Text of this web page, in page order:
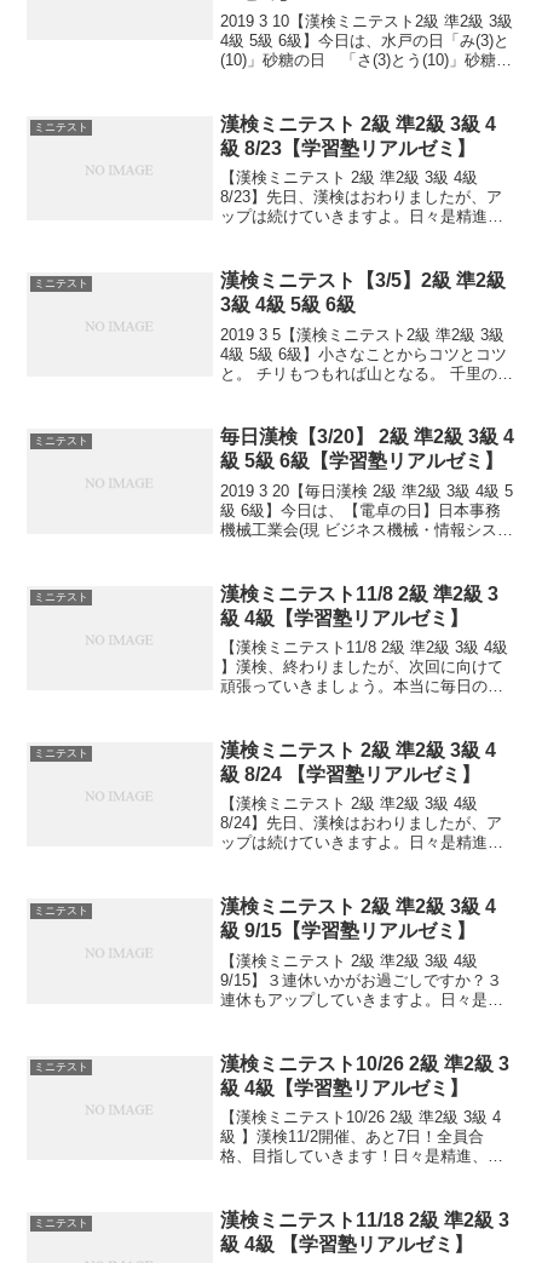
2019 3 10【漢検ミニテスト2級 準2級 3級
4級 5級 6級】今日は、水戸の日「み(3)と
(10)」砂糖の日 「さ(3)とう(10)」砂糖の
なる。 千里の道...
ミニテスト
漢検ミニテスト 2級 準2級 3級 4
級 8/23【学習塾リアルゼミ】
【漢検ミニテスト 2級 準2級 3級 4級
8/23】先日、漢検はおわりましたが、ア
ップは続けていきますよ。日々是精進、
ミニテスト
漢検ミニテスト【3/5】2級 準2級
3級 4級 5級 6級
2019 3 5【漢検ミニテスト2級 準2級 3級
4級 5級 6級】小さなことからコツとコツ
と。 チリもつもれば山となる。 千里の道
問題と熟語問題などの出来具合が...
ミニテスト
毎日漢検【3/20】 2級 準2級 3級 4
級 5級 6級【学習塾リアルゼミ】
2019 3 20【毎日漢検 2級 準2級 3級 4級 5
級 6級】今日は、【電卓の日】日本事務
機械工業会(現 ビジネス機械・情報システ
して制定しました。19...
ミニテスト
漢検ミニテスト11/8 2級 準2級 3
級 4級【学習塾リアルゼミ】
【漢検ミニテスト11/8 2級 準2級 3級 4級
】漢検、終わりましたが、次回に向けて
頑張っていきましょう。本当に毎日の積
里の道も一歩から。日々是精進、継続は
力なり！...
ミニテスト
漢検ミニテスト 2級 準2級 3級 4
級 8/24 【学習塾リアルゼミ】
【漢検ミニテスト 2級 準2級 3級 4級
8/24】先日、漢検はおわりましたが、ア
ップは続けていきますよ。日々是精進、
ミニテスト
漢検ミニテスト 2級 準2級 3級 4
級 9/15【学習塾リアルゼミ】
【漢検ミニテスト 2級 準2級 3級 4級
9/15】３連休いかがお過ごしですか？３
連休もアップしていきますよ。日々是精
か？受験希望の方、とりあえず連絡お待
ちしてます...
ミニテスト
漢検ミニテスト10/26 2級 準2級 3
級 4級【学習塾リアルゼミ】
【漢検ミニテスト10/26 2級 準2級 3級 4
級 】漢検11/2開催、あと7日！全員合
格、目指していきます！日々是精進、継
ミニテスト
漢検ミニテスト11/18 2級 準2級 3
級 4級 【学習塾リアルゼミ】